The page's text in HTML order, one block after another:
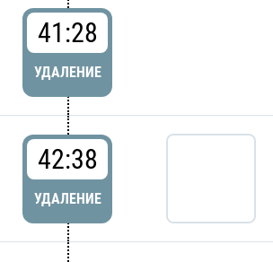
41:28
УДАЛЕНИЕ
42:38
УДАЛЕНИЕ